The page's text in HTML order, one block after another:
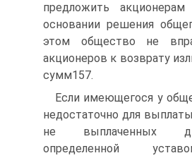
предложить
основании решения
этом общество не
акционеров к возврату
сумм157.
Если имеющегося у
недостаточно для
не выплаченных
определенной